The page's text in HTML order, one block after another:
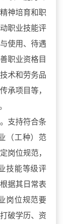
神培育和职
职业技能评
使用、待遇
职业资格目
术和劳务品
承项目等，
支持符合条
（工种）范
岗位规范，
技能等级评
据其日常表
岗位规范要
破学历、资